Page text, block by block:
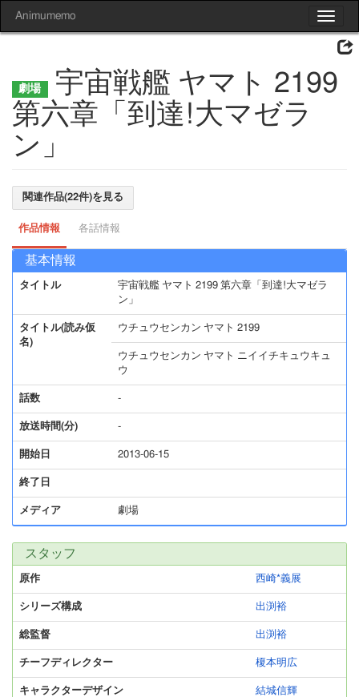
Toggle
Animumemo
宇宙戦艦 ヤマト 2199
第六章「到達!大マゼラ
ン」
関連作品(22件)を見る
作品情報 各話情報
基本情報
タイトル
宇宙戦艦 ヤマト 2199 第六章「到達!大マゼラ
ン」
タイトル(読み仮
名)
ウチュウセンカン ヤマト 2199
ウチュウセンカン ヤマト ニイイチキュウキュ
ウ
話数 -
放送時間(分) -
開始日 2013-06-15
終了日
メディア 劇場
スタッフ
原作 西崎*義展
シリーズ構成 出渕裕
総監督 出渕裕
チーフディレクター 榎本明広
キャラクターデザイン 結城信輝